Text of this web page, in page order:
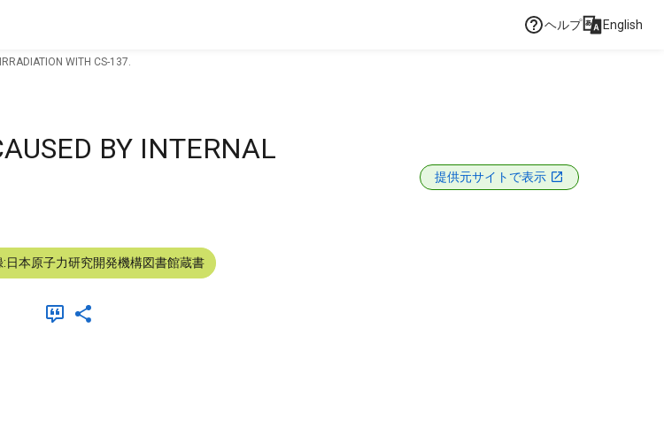
ヘルプ English
WITH CS-137.
BY INTERNAL
提供元サイトで表示
:日本原子力研究開発機構図書館蔵書